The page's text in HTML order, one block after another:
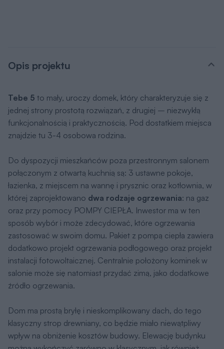
Opis projektu
Tebe 5 to mały, uroczy domek, który charakteryzuje się z
jednej strony prostotą rozwiązań, z drugiej – niezwykłą
funkcjonalnością i praktycznością. Pod dostatkiem miejsca
znajdzie tu 3-4 osobowa rodzina.
Do dyspozycji mieszkańców poza przestronnym salonem
połączonym z otwartą kuchnią są: 3 ustawne pokoje,
łazienka, z miejscem na wannę i prysznic oraz kotłownia, w
której zaprojektowano dwa rodzaje ogrzewania: na gaz
oraz przy pomocy POMPY CIEPŁA. Inwestor ma w ten
sposób wybór i może zdecydować, które ogrzewania
zastosować w swoim domu. Pakiet z pompą ciepła zawiera
dodatkowo projekt ogrzewania podłogowego oraz projekt
instalacji fotowoltaicznej. Centralnie położony kominek w
salonie może się natomiast przydać zimą, jako dodatkowe
źródło ogrzewania.
Dom ma prostą bryłę i nieskomplikowany dach, do tego
klasyczny strop drewniany, co będzie miało niewątpliwy
wpływ na obniżenie kosztów budowy. Elewację budynku